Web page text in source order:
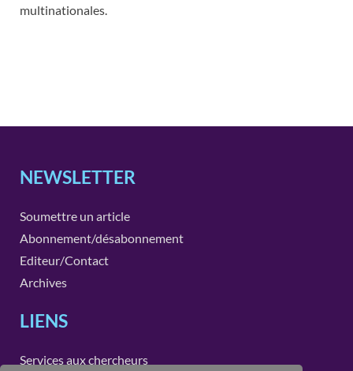
multinationales.
NEWSLETTER
Soumettre un article
Abonnement/désabonnement
Editeur/Contact
Archives
LIENS
Services aux chercheurs